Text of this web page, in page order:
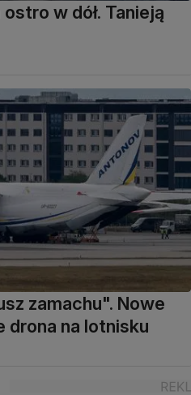
w dół. Tanieją
zamachu". Nowe
drona na lotnisku